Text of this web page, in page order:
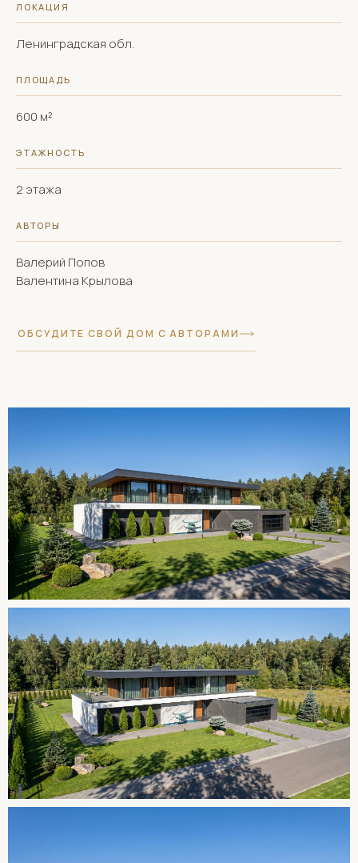
ЛОКАЦИЯ
Ленинградская обл.
ПЛОЩАДЬ
600 м²
ЭТАЖНОСТЬ
2 этажа
АВТОРЫ
Валерий Попов
Валентина Крылова
ОБСУДИТЕ СВОЙ ДОМ С АВТОРАМИ